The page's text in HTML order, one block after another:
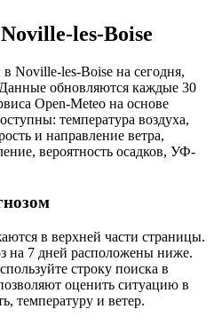
les-Boisе
Noville-les-Boisе на сегодня,
обновляются каждые 30
Open-Meteo на основе
температура воздуха,
и направление ветра,
вероятность осадков, УФ-
в верхней части страницы.
на 7 дней расположены ниже.
строку поиска в
оценить ситуацию в
температуру и ветер.